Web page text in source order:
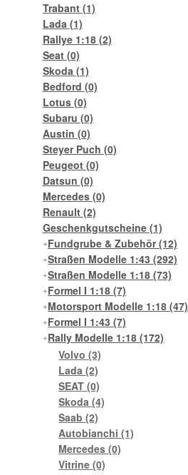
Trabant (1)
Lada (1)
Rallye 1:18 (2)
Seat (0)
Skoda (1)
Bedford (0)
Lotus (0)
Subaru (0)
Austin (0)
Steyer Puch (0)
Peugeot (0)
Datsun (0)
Mercedes (0)
Renault (2)
Geschenkgutscheine (1)
Fundgrube & Zubehör(12)
Straßen Modelle 1:43(292)
Straßen Modelle 1:18(73)
Formel I 1:18(7)
Motorsport Modelle 1:18(47)
Formel I 1:43(7)
Rally Modelle 1:18(172)
Volvo(3)
Lada(2)
SEAT(0)
Skoda(4)
Saab(2)
Autobianchi(1)
Mercedes(0)
Vitrine(0)